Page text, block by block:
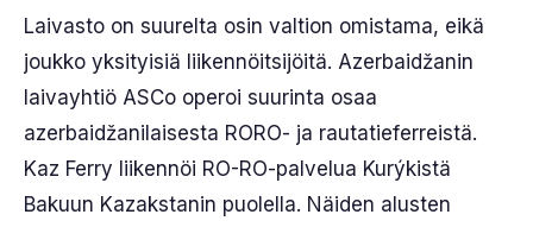
Laivasto on suurelta osin valtion omistama, eikä
joukko yksityisiä liikennöitsijöitä. Azerbaidžanin
laivayhtiö ASCo operoi suurinta osaa
azerbaidžanilaisesta RORO- ja rautatieferreistä.
Kaz Ferry liikennöi RO-RO-palvelua Kurýkistä
Bakuun Kazakstanin puolella. Näiden alusten